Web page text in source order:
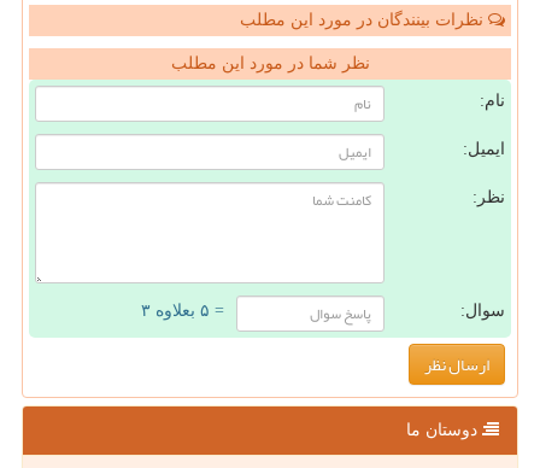
نظرات بینندگان در مورد این مطلب
نظر شما در مورد این مطلب
نام:
ایمیل:
نظر:
سوال: = ۵ بعلاوه ۳
دوستان ما